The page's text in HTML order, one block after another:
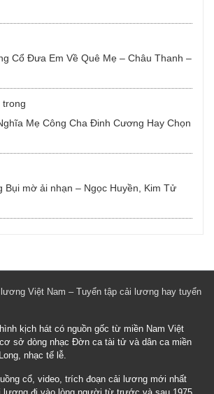
Cổ Đưa Em Về Quê Mẹ – Châu Thanh –
trong
Mẹ Công Cha Đinh Cương Hay Chọn
Bụi mờ ải nhạn – Ngọc Huyền, Kim Tử
Việt Nam – Tuyển tập cải lương hay tuyển
kịch hát có nguồn gốc từ miền Nam Việt
sở dòng nhạc Đờn ca tài tử và dân ca miền
nhạc tế lễ.
cổ, video, trích đoạn cải lương mới nhất